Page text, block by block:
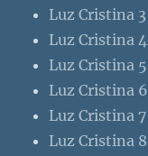
Luz Cristina 3
Luz Cristina 4
Luz Cristina 5
Luz Cristina 6
Luz Cristina 7
Luz Cristina 8